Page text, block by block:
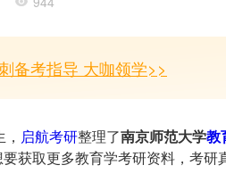
备考指导 大咖领学>>
启航考研整理了南京师范大学教
获取更多教育学考研资料，考研